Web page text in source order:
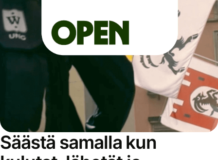
Säästä samalla kun